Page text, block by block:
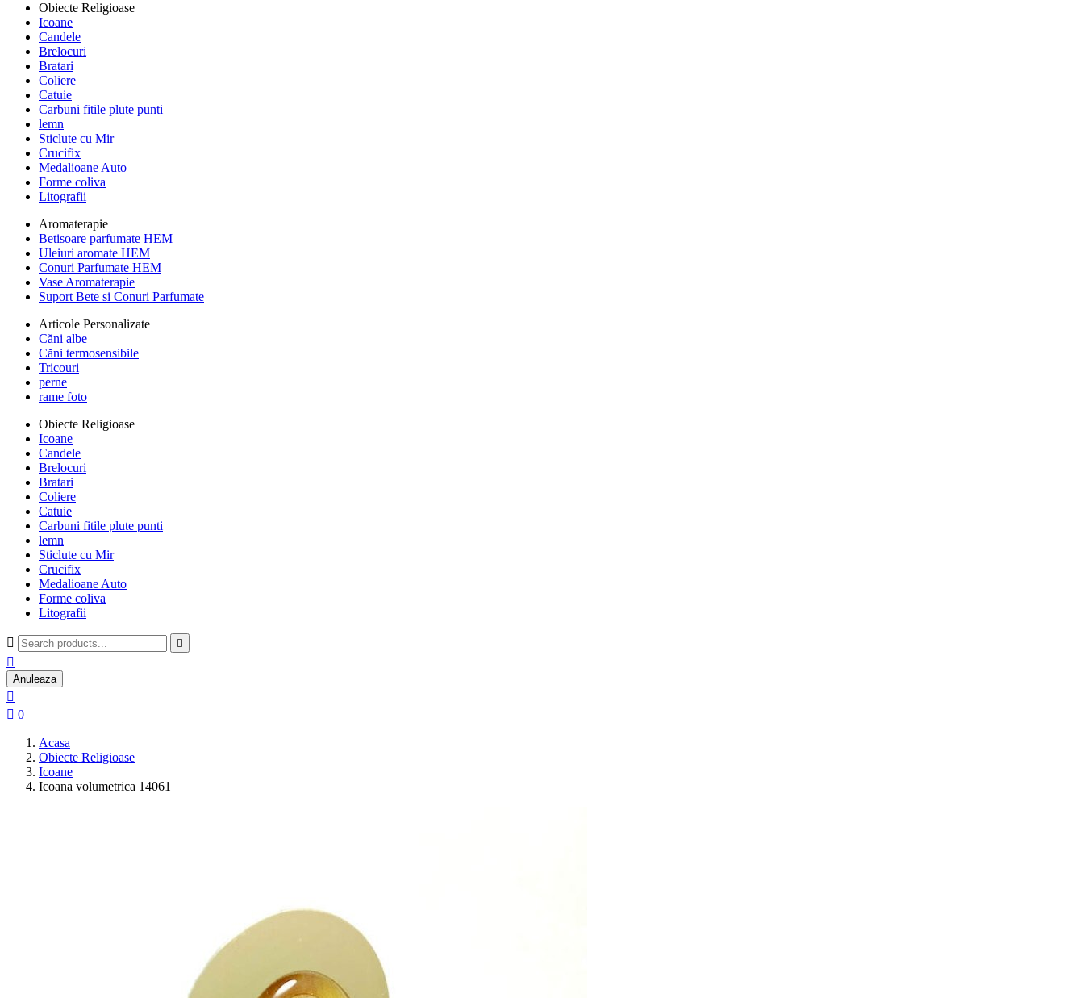
Obiecte Religioase
Icoane
Candele
Brelocuri
Bratari
Coliere
Catuie
Carbuni fitile plute punti
lemn
Sticlute cu Mir
Crucifix
Medalioane Auto
Forme coliva
Litografii
Aromaterapie
Betisoare parfumate HEM
Uleiuri aromate HEM
Conuri Parfumate HEM
Vase Aromaterapie
Suport Bete si Conuri Parfumate
Articole Personalizate
Căni albe
Căni termosensibile
Tricouri
perne
rame foto
Obiecte Religioase
Icoane
Candele
Brelocuri
Bratari
Coliere
Catuie
Carbuni fitile plute punti
lemn
Sticlute cu Mir
Crucifix
Medalioane Auto
Forme coliva
Litografii
 

Anuleaza

 0
Acasa
Obiecte Religioase
Icoane
Icoana volumetrica 14061